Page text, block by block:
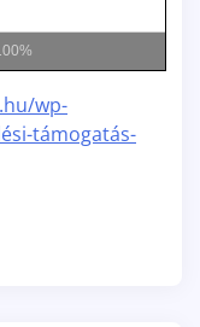
wp-
támogatás-